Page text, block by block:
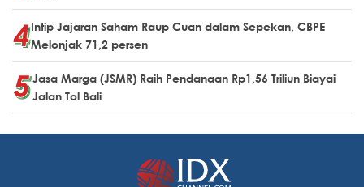
Intip Jajaran Saham Raup Cuan dalam Sepekan, CBPE
Melonjak 71,2 persen
Jasa Marga (JSMR) Raih Pendanaan Rp1,56 Triliun Biayai
Jalan Tol Bali